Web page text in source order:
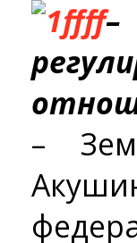
–
–